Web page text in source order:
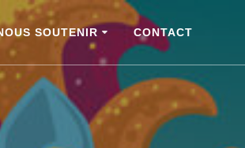
SOUTENIR CONTACT